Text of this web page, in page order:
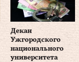
Декан
Ужгородского
национального
университета